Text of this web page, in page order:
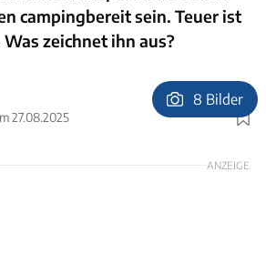
campingbereit sein. Teuer ist
zeichnet ihn aus?
27.08.2025
Foto: Hersteller
8 Bilder
ANZEIGE